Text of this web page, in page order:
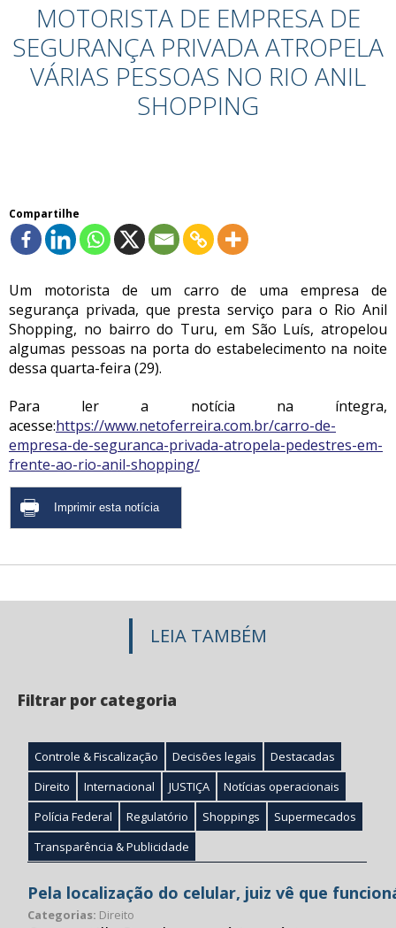
MOTORISTA DE EMPRESA DE
SEGURANÇA PRIVADA ATROPELA
VÁRIAS PESSOAS NO RIO ANIL
SHOPPING
Compartilhe
Um motorista de um carro de uma empresa de
segurança privada, que presta serviço para o Rio Anil
Shopping, no bairro do Turu, em São Luís, atropelou
algumas pessoas na porta do estabelecimento na noite
dessa quarta-feira (29).
Para ler a notícia na íntegra,
acesse:https://www.netoferreira.com.br/carro-de-
empresa-de-seguranca-privada-atropela-pedestres-em-
frente-ao-rio-anil-shopping/
LEIA TAMBÉM
Filtrar por categoria
Controle & Fiscalização Decisões legais
Destacadas
Direito
Internacional JUSTIÇA
Notícias operacionais
Polícia Federal
Regulatório Shoppings
Supermecados
Transparência & Publicidade
Pela localização do celular, juiz vê que
Categorias: Direito